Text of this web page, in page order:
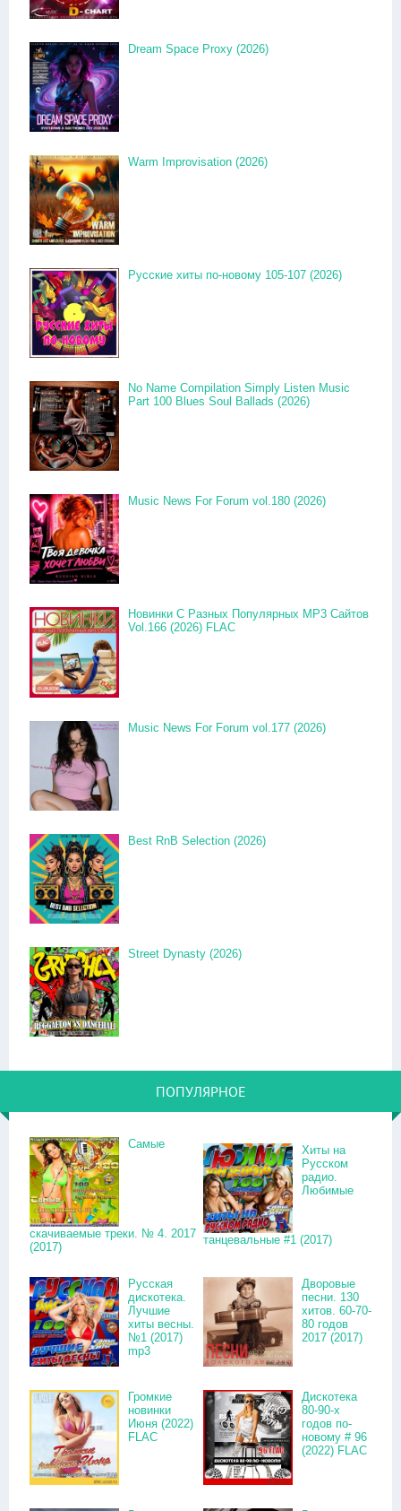
Dream Space Proxy (2026)
Warm Improvisation (2026)
Русские хиты по-новому 105-107 (2026)
No Name Compilation Simply Listen Music
Part 100 Blues Soul Ballads (2026)
Music News For Forum vol.180 (2026)
Новинки С Разных Популярных MP3 Сайтов
Vol.166 (2026) FLAC
Music News For Forum vol.177 (2026)
Best RnB Selection (2026)
Street Dynasty (2026)
ПОПУЛЯРНОЕ
Самые
скачиваемые треки. № 4. 2017
(2017)
Хиты на
Русском
радио.
Любимые
танцевальные #1 (2017)
Русская
дискотека.
Лучшие
хиты весны.
№1 (2017)
mp3
Дворовые
песни. 130
хитов. 60-70-
80 годов
2017 (2017)
Громкие
новинки
Июня (2022)
FLAC
Дискотека
80-90-х
годов по-
новому # 96
(2022) FLAC